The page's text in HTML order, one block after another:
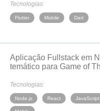
Tecnologias:
Flutter Mobile Dart
Aplicação Fullstack em
temático para Game of
Tecnologias:
Node.js React JavaScript